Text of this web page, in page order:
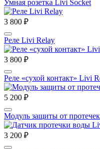
Умная розетка Livi Socket
3 800 ₽
Реле Livi Relay
3 800 ₽
Реле «сухой контакт» Livi
5 200 ₽
Модуль защиты от
3 200 ₽